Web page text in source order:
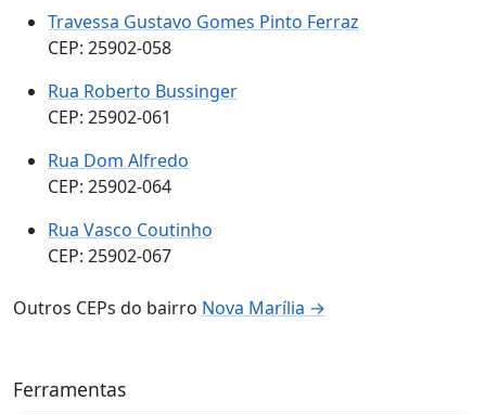
Travessa Gustavo Gomes Pinto Ferraz
CEP: 25902-058
Rua Roberto Bussinger
CEP: 25902-061
Rua Dom Alfredo
CEP: 25902-064
Rua Vasco Coutinho
CEP: 25902-067
Outros CEPs do bairro Nova Marília →
Ferramentas